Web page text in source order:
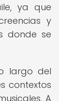
ya que
y
donde se
largo del
contextos
A